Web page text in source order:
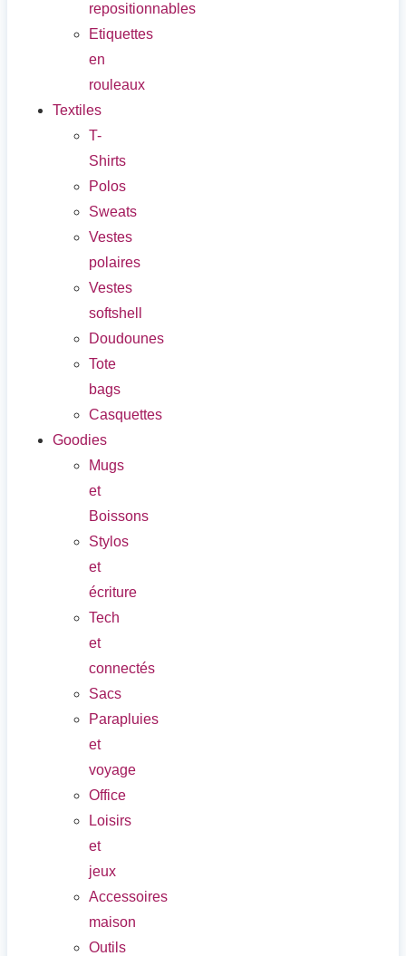
repositionnables
Etiquettes
en
rouleaux
Textiles
T-
Shirts
Polos
Sweats
Vestes
polaires
Vestes
softshell
Doudounes
Tote
bags
Casquettes
Goodies
Mugs
et
Boissons
Stylos
et
écriture
Tech
et
connectés
Sacs
Parapluies
et
voyage
Office
Loisirs
et
jeux
Accessoires
maison
Outils